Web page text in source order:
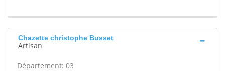
Chazette christophe Busset
Artisan
Département: 03